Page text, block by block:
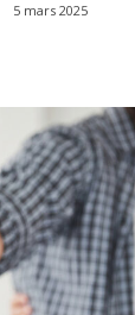
5 mars 2025